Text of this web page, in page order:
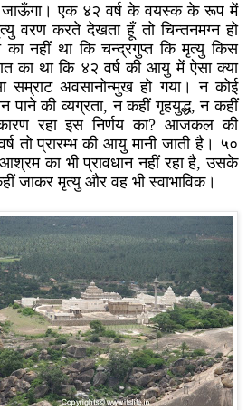
जाऊँगा। एक ४२ वर्ष के वयस्क के रूप में
वरण करते देखता हूँ तो चिन्तनमग्न हो
नहीं था कि चन्द्रगुप्त कि मृत्यु किस
का था कि ४२ वर्ष की आयु में ऐसा क्या
सम्राट अवसानोन्मुख हो गया। न कोई
पाने की व्यग्रता, न कहीं गृहयुद्ध, न कहीं
रहा इस निर्णय का? आजकल की
तो प्रारम्भ की आयु मानी जाती है। ५०
का भी प्रावधान नहीं रहा है, उसके
जाकर मृत्यु और वह भी स्वाभाविक।